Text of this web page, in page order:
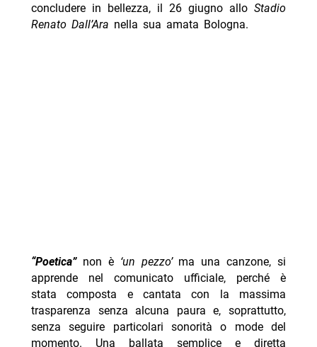
concludere in bellezza, il 26 giugno alloStadio
Renato Dall’Ara nella sua amata Bologna.
“Poetica”non è ‘un pezzo’ma una canzone, si
apprende nel comunicato ufficiale, perché è
stata composta e cantata con la massima
trasparenza senza alcuna paura e, soprattutto,
senza seguire particolari sonorità o mode del
momento. Una ballata semplice e diretta